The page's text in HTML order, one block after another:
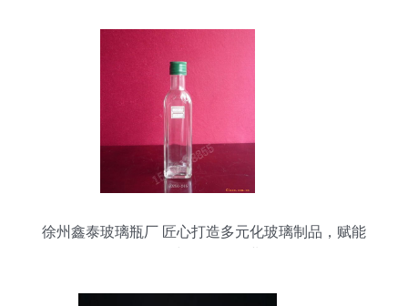
徐州鑫泰玻璃瓶厂 匠心打造多元化玻璃制品，赋能